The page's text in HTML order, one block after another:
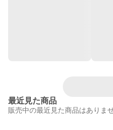
最近見た商品
販売中の最近見た商品はありませ